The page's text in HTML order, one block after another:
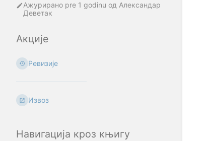
Ажурирано pre 1 godinu од Александар
Деветак
Акције
Ревизије
Извоз
Навигација кроз књигу